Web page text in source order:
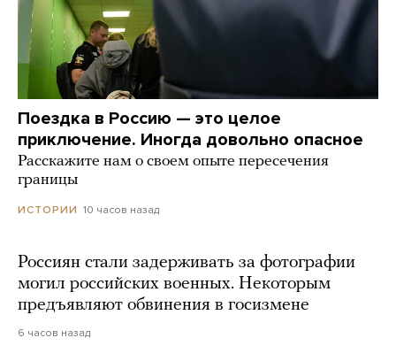
Поездка в Россию — это целое
приключение. Иногда довольно опасное
Расскажите нам о своем опыте пересечения
границы
ИСТОРИИ 10 часов назад
Россиян стали задерживать за фотографии
могил российских военных. Некоторым
предъявляют обвинения в госизмене
6 часов назад